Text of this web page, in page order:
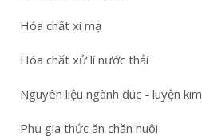
Hóa chất xi mạ
Hóa chất xử lí nước thải
Nguyên liệu ngành đúc - luyện kim
Phụ gia thức ăn chăn nuôi